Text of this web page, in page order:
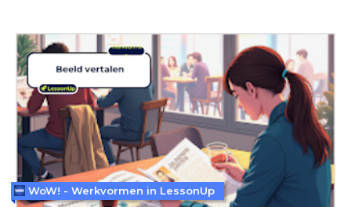
WoW! - Werkvormen in LessonUp